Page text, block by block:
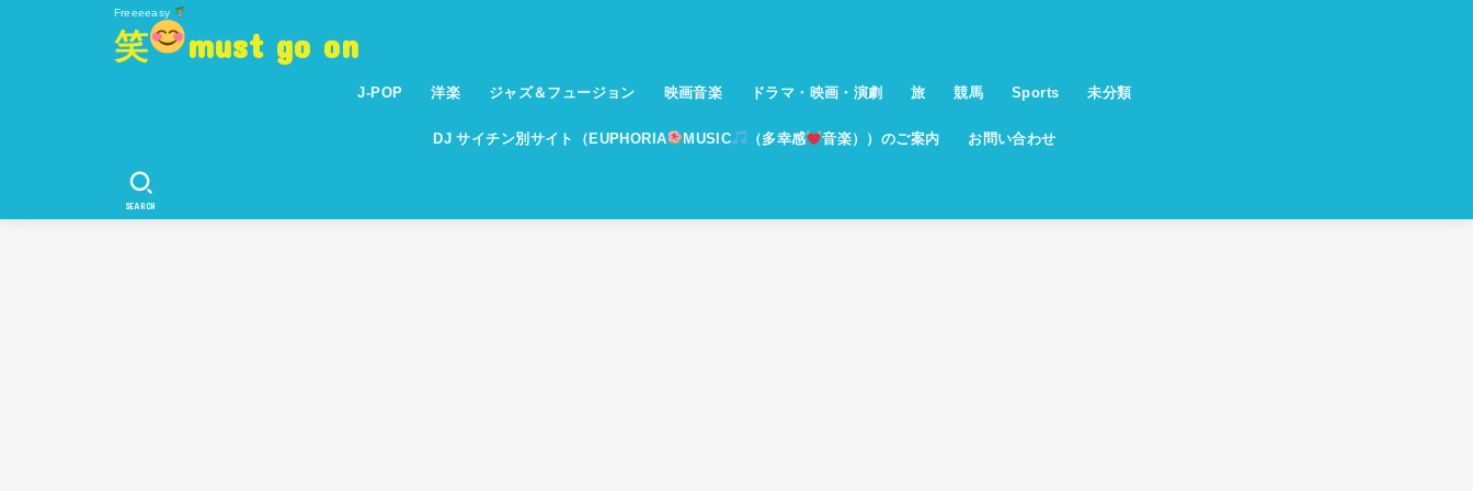
Freeeeasy
笑 must go on
J-POP 洋楽 ジャズ＆フュージョン 映画音楽 ドラマ・映画・演劇 旅 競馬 Sports 未分類
DJ サイチン別サイト（EUPHORIA MUSIC （多幸感 音楽））のご案内 お問い合わせ
SEARCH